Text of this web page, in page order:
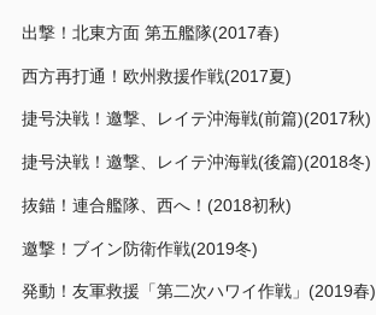
出撃！北東方面 第五艦隊(2017春)
西方再打通！欧州救援作戦(2017夏)
捷号決戦！邀撃、レイテ沖海戦(前篇)(2017秋)
捷号決戦！邀撃、レイテ沖海戦(後篇)(2018冬)
抜錨！連合艦隊、西へ！(2018初秋)
邀撃！ブイン防衛作戦(2019冬)
発動！友軍救援「第二次ハワイ作戦」(2019春)